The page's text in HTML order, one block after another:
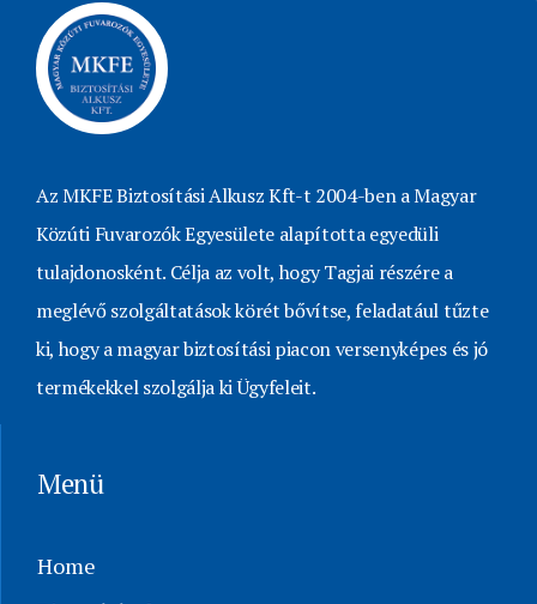
Az MKFE Biztosítási Alkusz Kft-t 2004-ben a Magyar
Közúti Fuvarozók Egyesülete alapította egyedüli
tulajdonosként. Célja az volt, hogy Tagjai részére a
meglévő szolgáltatások körét bővítse, feladatául tűzte
ki, hogy a magyar biztosítási piacon versenyképes és jó
termékekkel szolgálja ki Ügyfeleit.
Menü
Home